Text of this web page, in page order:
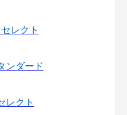
レクト
ンダード
レクト